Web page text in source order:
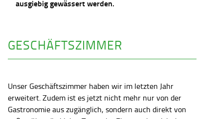
ausgiebig gewässert werden.
GESCHÄFTSZIMMER
Unser Geschäftszimmer haben wir im letzten Jahr
erweitert. Zudem ist es jetzt nicht mehr nur von der
Gastronomie aus zugänglich, sondern auch direkt von